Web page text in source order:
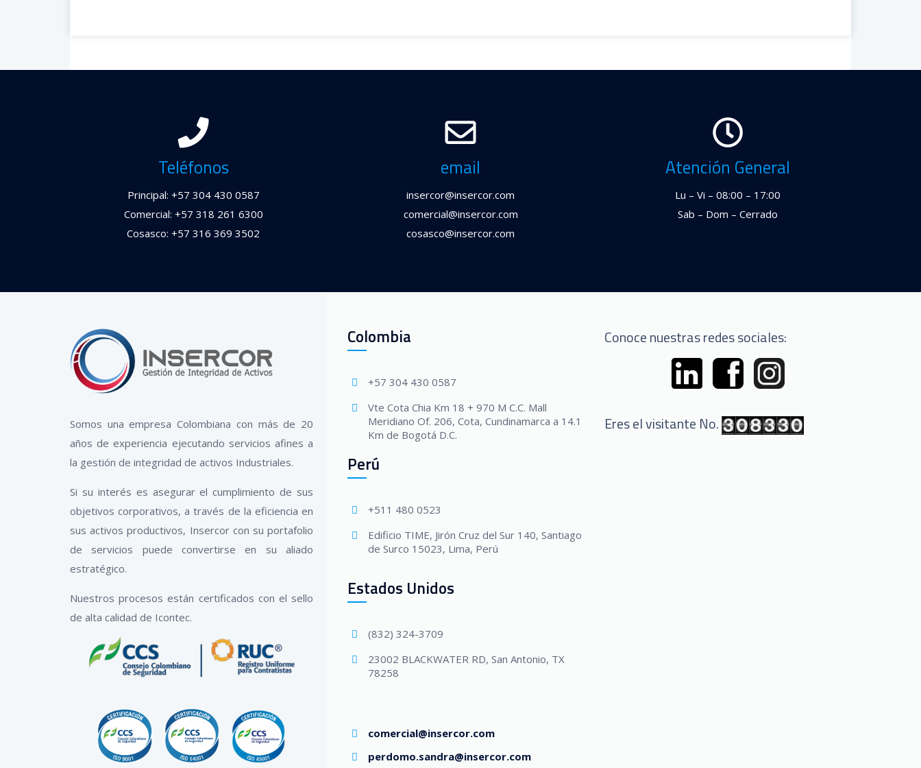
Teléfonos
Principal: +57 304 430 0587
Comercial: +57 318 261 6300
Cosasco: +57 316 369 3502
email
insercor@insercor.com
comercial@insercor.com
cosasco@insercor.com
Atención General
Lu – Vi – 08:00 – 17:00
Sab – Dom – Cerrado
Somos una empresa Colombiana con más de 20
años de experiencia ejecutando servicios afines a
la gestión de integridad de activos Industriales.
Si su interés es asegurar el cumplimiento de sus
objetivos corporativos, a través de la eficiencia en
sus activos productivos, Insercor con su portafolio
de servicios puede convertirse en su aliado
estratégico.
Nuestros procesos están certificados con el sello
de alta calidad de Icontec.
Colombia
+57 304 430 0587
Vte Cota Chia Km 18 + 970 M C.C. Mall
Meridiano Of. 206, Cota, Cundinamarca a 14.1
Km de Bogotá D.C.
Perú
+511 480 0523
Edificio TIME, Jirón Cruz del Sur 140, Santiago
de Surco 15023, Lima, Perú
Estados Unidos
(832) 324-3709
23002 BLACKWATER RD, San Antonio, TX
78258
comercial@insercor.com
perdomo.sandra@insercor.com
Conoce nuestras redes sociales:
Eres el visitante No.